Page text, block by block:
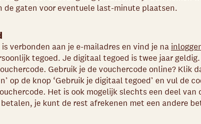
de gaten voor eventuele last-minute plaatsen.
verbonden aan je e-mailadres en vind je na
tegoed. Je digitaal tegoed is twee jaar
Gebruik je de vouchercode online? Klik
op de knop ‘Gebruik je digitaal tegoed’ en vul de
Het is ook mogelijk slechts een deel van
je kunt de rest afrekenen met een andere